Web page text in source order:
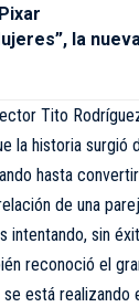
la
Tito
la historia surgió
hasta
de una
intentando, sin
reconoció el
está realizando